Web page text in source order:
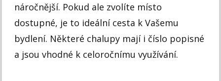
náročnější. Pokud ale zvolíte místo
dostupné, je to ideální cesta k Vašemu
bydlení. Některé chalupy mají i číslo popisné
a jsou vhodné k celoročnímu využívání.